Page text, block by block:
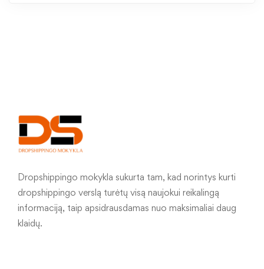
Dropshippingo mokykla sukurta tam, kad norintys kurti
dropshippingo verslą turėtų visą naujokui reikalingą
informaciją, taip apsidrausdamas nuo maksimaliai daug
klaidų.